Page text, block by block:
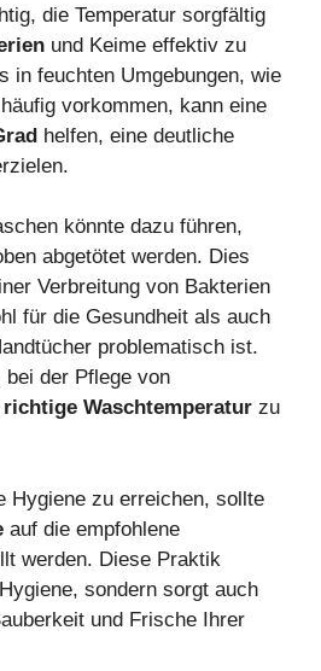
die Temperatur sorgfältig
und Keime effektiv zu
in feuchten Umgebungen, wie
vorkommen, kann eine
helfen, eine deutliche
könnte dazu führen,
abgetötet werden. Dies
Verbreitung von Bakterien
für die Gesundheit als auch
problematisch ist.
der Pflege von
richtige Waschtemperatur zu
Hygiene zu erreichen, sollte
auf die empfohlene
werden. Diese Praktik
sondern sorgt auch
und Frische Ihrer